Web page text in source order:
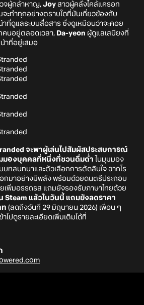
จผู้กล้าหาญ, Joy สาวผู้คลั่งไคล้แครอท
จะทำทุกอย่างตราบใดที่มันเกี่ยวข้องกับ
าที่ดูแลระบบสื่อสาร ซึ่งดูเหมือนว่าจะคอย
คนอยู่ตลอดเวลา, Da-yeon ผู้ดูแลเสบียงที่
าที่อยู่เสมอ
จะพาผู้เล่นไปสัมผัสประสบการณ์
มองบุคคลที่หนึ่งที่ชวนดื่มด่ำ ในมุมมอง
ทสนทนาและตัวเลือกการตัดสินใจ ฉากโร
มาอย่างมีพลัง พร้อมด้วยดนตรีประกอบ
เพิ่มอรรถรส แถมยังรองรับภาษาไทยด้วย
Steam แล้วในวันนี้ แถมยังลดราคา
ท (ลดถึงวันที่ 29 มิถุนายน 2026) เพื่อน ๆ
ไปดูรายละเอียดเพิ่มเติมได้ที่